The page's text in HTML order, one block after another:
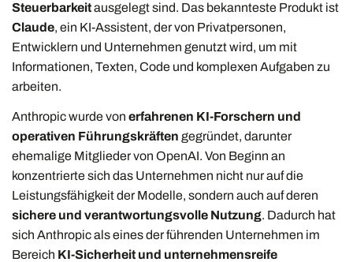
Steuerbarkeitausgelegt sind. Das bekannteste Produkt ist
Claude, ein KI-Assistent, der von Privatpersonen,
Entwicklern und Unternehmen genutzt wird, um mit
Informationen, Texten, Code und komplexen Aufgaben zu
arbeiten.
Anthropic wurde von erfahrenen KI-Forschern und
operativen Führungskräften gegründet, darunter
ehemalige Mitglieder von OpenAI. Von Beginn an
konzentrierte sich das Unternehmen nicht nur auf die
Leistungsfähigkeit der Modelle, sondern auch auf deren
sichere und verantwortungsvolle Nutzung. Dadurch hat
sich Anthropic als eines der führenden Unternehmen im
Bereich KI-Sicherheit und unternehmensreife